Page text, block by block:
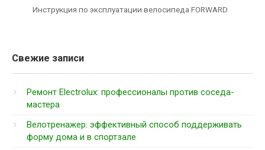
Инструкция по эксплуатации велосипеда FORWARD
Свежие записи
Ремонт Electrolux: профессионалы против соседа-
мастера
Велотренажер: эффективный способ поддерживать
форму дома и в спортзале